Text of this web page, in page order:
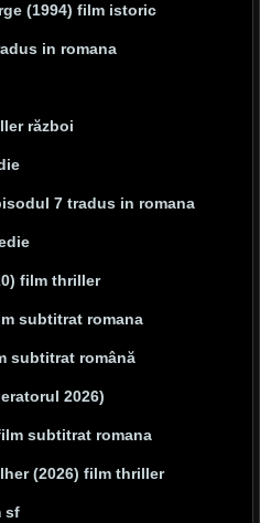
(1994) film istoric
in romana
război
7 tradus in romana
film thriller
subtitrat romana
subtitrat română
2026)
subtitrat romana
(2026) film thriller
sf